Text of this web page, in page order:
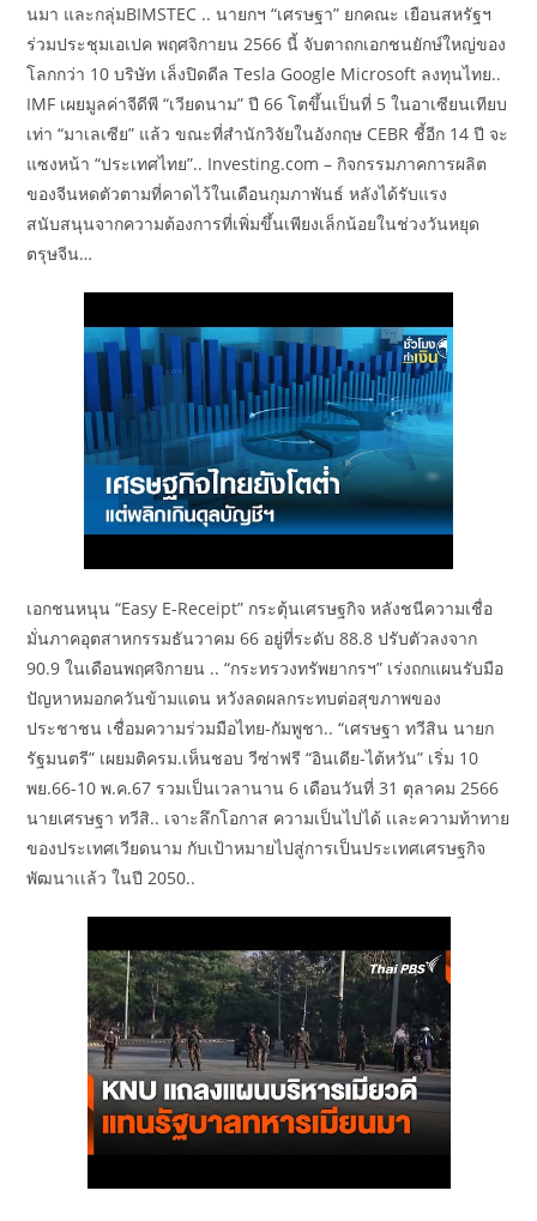
นมา และกลุ่มBIMSTEC .. นายกฯ “เศรษฐา” ยกคณะ เยือนสหรัฐฯ
ร่วมประชุมเอเปค พฤศจิกายน 2566 นี้ จับตาถกเอกชนยักษ์ใหญ่ของ
โลกกว่า 10 บริษัท เล็งปิดดีล Tesla Google Microsoft ลงทุนไทย..
IMF เผยมูลค่าจีดีพี “เวียดนาม” ปี 66 โตขึ้นเป็นที่ 5 ในอาเซียนเทียบ
เท่า “มาเลเซีย” แล้ว ขณะที่สำนักวิจัยในอังกฤษ CEBR ชี้อีก 14 ปี จะ
แซงหน้า “ประเทศไทย”.. Investing.com – กิจกรรมภาคการผลิต
ของจีนหดตัวตามที่คาดไว้ในเดือนกุมภาพันธ์ หลังได้รับแรง
สนับสนุนจากความต้องการที่เพิ่มขึ้นเพียงเล็กน้อยในช่วงวันหยุด
ตรุษจีน…
เอกชนหนุน “Easy E-Receipt” กระตุ้นเศรษฐกิจ หลังชนีความเชื่อ
มั่นภาคอุตสาหกรรมธันวาคม 66 อยู่ที่ระดับ 88.8 ปรับตัวลงจาก
90.9 ในเดือนพฤศจิกายน .. “กระทรวงทรัพยากรฯ” เร่งถกแผนรับมือ
ปัญหาหมอกควันข้ามแดน หวังลดผลกระทบต่อสุขภาพของ
ประชาชน เชื่อมความร่วมมือไทย-กัมพูชา.. “เศรษฐา ทวีสิน นายก
รัฐมนตรี” เผยมติครม.เห็นชอบ วีซ่าฟรี “อินเดีย-ไต้หวัน” เริ่ม 10
พย.66-10 พ.ค.67 รวมเป็นเวลานาน 6 เดือนวันที่ 31 ตุลาคม 2566
นายเศรษฐา ทวีสิ.. เจาะลึกโอกาส ความเป็นไปได้ เเละความท้าทาย
ของประเทศเวียดนาม กับเป้าหมายไปสู่การเป็นประเทศเศรษฐกิจ
พัฒนาเเล้ว ในปี 2050..